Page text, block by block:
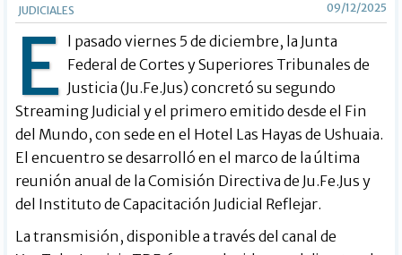
JUDICIALES 09/12/2025
E
l pasado viernes 5 de diciembre, la Junta
Federal de Cortes y Superiores Tribunales de
Justicia (Ju.Fe.Jus) concretó su segundo
Streaming Judicial y el primero emitido desde el Fin
del Mundo, con sede en el Hotel Las Hayas de Ushuaia.
El encuentro se desarrolló en el marco de la última
reunión anual de la Comisión Directiva de Ju.Fe.Jus y
del Instituto de Capacitación Judicial Reflejar.
La transmisión, disponible a través del canal de